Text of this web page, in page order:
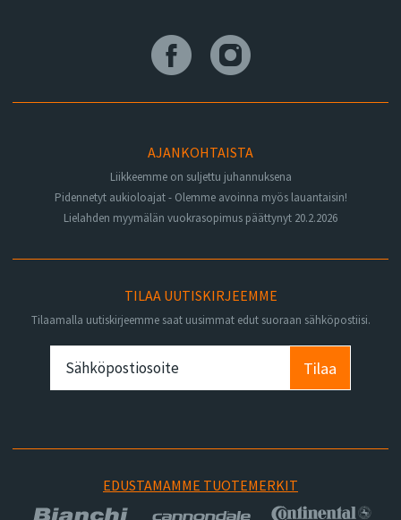
AJANKOHTAISTA
Liikkeemme on suljettu juhannuksena
Pidennetyt aukioloajat - Olemme avoinna myös lauantaisin!
Lielahden myymälän vuokrasopimus päättynyt 20.2.2026
TILAA UUTISKIRJEEMME
Tilaamalla uutiskirjeemme saat uusimmat edut suoraan sähköpostiisi.
Tilaa
EDUSTAMAMME TUOTEMERKIT